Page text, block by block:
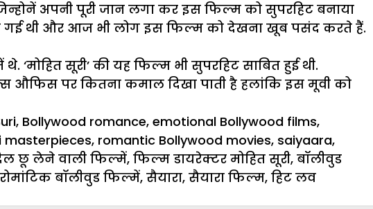
जिन्होनें अपनी पूरी जान लगा कर इस फिल्म को सुपरहिट बनाया
गई थी और आज भी लोग इस फिल्म को देखना खूब पसंद करते हैं.
‘मोहित सूरी’ की यह फिल्म भी सुपरहिट साबित हुई थी.
औफिस पर कितना कमाल दिखा पाती है हलांकि इस मूवी को
, Bollywood romance, emotional Bollywood films,
masterpieces, romantic Bollywood movies, saiyaara,
छू लेने वाली फिल्में, फिल्म डायरेक्टर मोहित सूरी, बॉलीवुड
रोमांटिक बॉलीवुड फिल्में, सैयारा, सैयारा फिल्म, हिट लव